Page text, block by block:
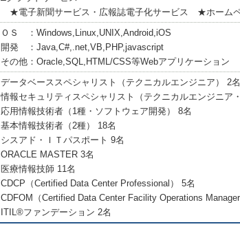
★電子新聞サービス・広報誌電子化サービス ★ホーム
ＯＳ ：Windows,Linux,UNIX,Android,iOS
開発 ：Java,C#,.net,VB,PHP,javascript
その他：Oracle,SQL,HTML/CSS等Webアプリケーション
データベーススペシャリスト（テクニカルエンジニア） 2名
情報セキュリティスペシャリスト（テクニカルエンジニア
応用情報技術者（1種・ソフトウェア開発） 8名
基本情報技術者（2種） 18名
シスアド・ＩＴパスポート 9名
ORACLE MASTER 3名
医療情報技師 11名
CDCP（Certified Data Center Professional） 5名
CDFOM（Certified Data Center Facility Operations
ITIL®ファンデーション 2名